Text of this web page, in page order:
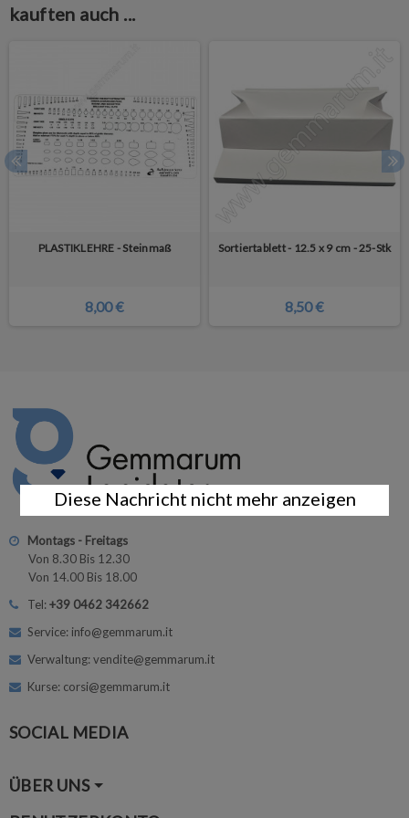
kauften auch ...
PLASTIKLEHRE - Steinmaß
8,00 €
Sortiertablett - 12.5 x 9 cm - 25-Stk
8,50 €
Montags - Freitags
Von 8.30 Bis 12.30
Von 14.00 Bis 18.00
Tel:+39 0462 342662
Service: info@gemmarum.it
Verwaltung: vendite@gemmarum.it
Kurse: corsi@gemmarum.it
SOCIAL MEDIA
ÜBER UNS
Diese Nachricht nicht mehr anzeigen